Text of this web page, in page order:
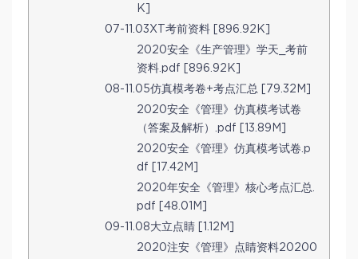
K]
07-11.03XT考前资料 [896.92K]
2020安全《生产管理》学天_考前
资料.pdf [896.92K]
08-11.05仿真模考卷+考点汇总 [79.32M]
2020安全《管理》仿真模考试卷
（答案及解析）.pdf [13.89M]
2020安全《管理》仿真模考试卷.p
df [17.42M]
2020年安全《管理》核心考点汇总.
pdf [48.01M]
09-11.08大立点睛 [1.12M]
2020注安《管理》点睛资料20200